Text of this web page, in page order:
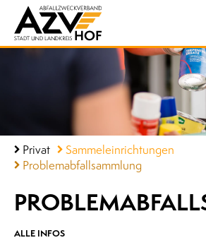
Privat
Sammeleinrichtungen
Problemabfallsammlung
ALLE INFOS